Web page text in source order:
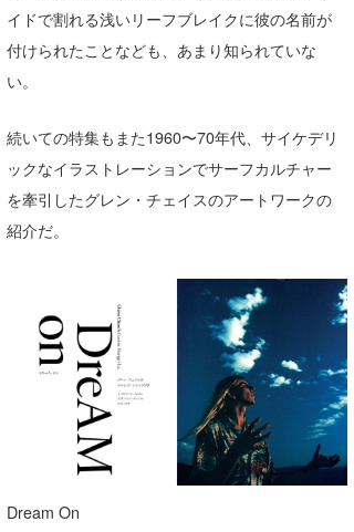
イドで割れる浅いリーフブレイクに彼の名前が
付けられたことなども、あまり知られていな
い。
続いての特集もまた1960〜70年代、サイケデリ
ックなイラストレーションでサーフカルチャー
を牽引したグレン・チェイスのアートワークの
紹介だ。
Dream On
米山予報士
banpaku
Mr.K